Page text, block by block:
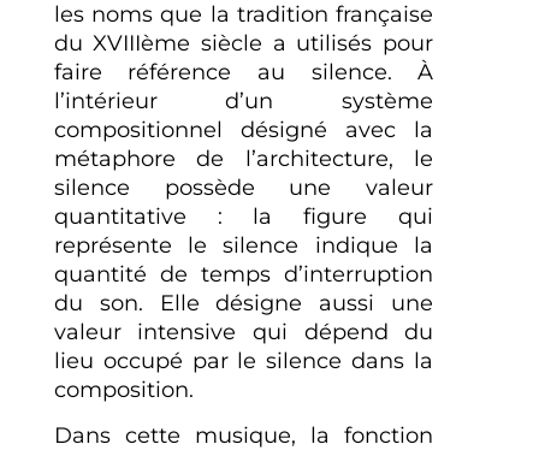
les noms que la tradition française
du XVIIIème siècle a utilisés pour
faire référence au silence. À
l’intérieur d’un système
compositionnel désigné avec la
métaphore de l’architecture, le
silence possède une valeur
quantitative : la figure qui
représente le silence indique la
quantité de temps d’interruption
du son. Elle désigne aussi une
valeur intensive qui dépend du
lieu occupé par le silence dans la
composition.
Dans cette musique, la fonction